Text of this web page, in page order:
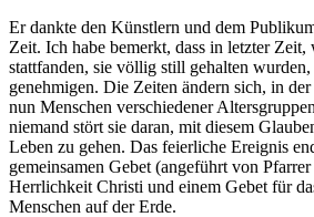
Er dankte den Künstlern und dem
Zeit. Ich habe bemerkt, dass in letzter
stattfanden, sie völlig still gehalten
genehmigen. Die Zeiten ändern sich, in
nun Menschen verschiedener
niemand stört sie daran, mit diesem
Leben zu gehen. Das feierliche Ereignis
gemeinsamen Gebet (angeführt von
Herrlichkeit Christi und einem Gebet für
Menschen auf der Erde.